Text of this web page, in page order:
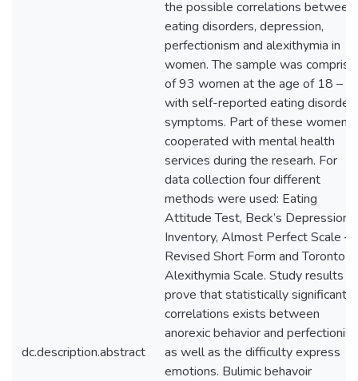
dc.description.abstract
the possible correlations between
eating disorders, depression,
perfectionism and alexithymia in
women. The sample was
of 93 women at the age of 18 –
with self-reported eating disorder
symptoms. Part of these women
cooperated with mental health
services during the researh. For
data collection four different
methods were used: Eating
Attitude Test, Beck’s Depression
Inventory, Almost Perfect Scale –
Revised Short Form and Toronto
Alexithymia Scale. Study results
prove that statistically significant
correlations exists between
anorexic behavior and
as well as the difficulty express
emotions. Bulimic behavoir